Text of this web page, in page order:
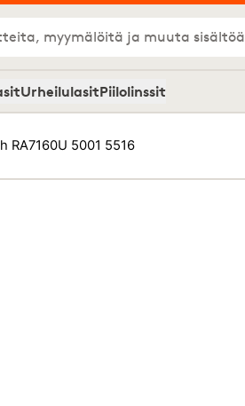
myymälöitä ja muuta sisältöä
UrheilulasitPiilolinssit
RA7160U 5001 5516